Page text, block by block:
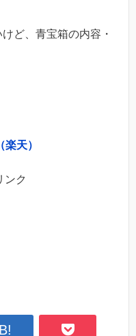
ど、青宝箱の内容・
天）
ンク
B!